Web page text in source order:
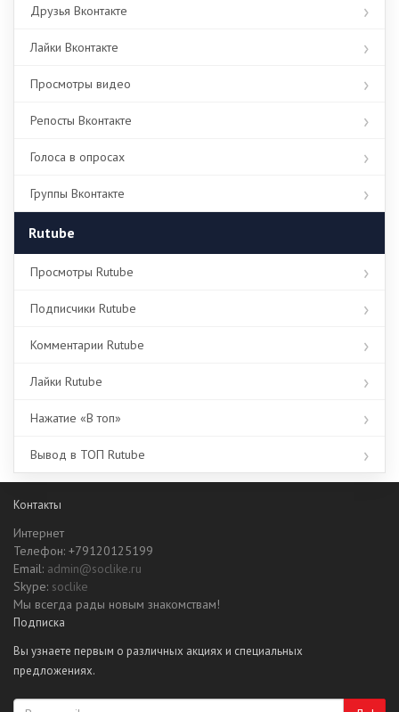
Друзья Вконтакте
Лайки Вконтакте
Просмотры видео
Репосты Вконтакте
Голоса в опросах
Группы Вконтакте
Rutube
Просмотры Rutube
Подписчики Rutube
Комментарии Rutube
Лайки Rutube
Нажатие «В топ»
Вывод в ТОП Rutube
Контакты
Интернет
Телефон: +79120125199
Email: admin@soclike.ru
Skype: soclike
Мы всегда рады новым знакомствам!
Подписка
Вы узнаете первым о различных акциях и специальных
предложениях.